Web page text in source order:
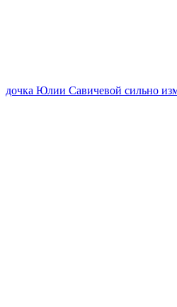
дочка Юлии Савичевой сильно